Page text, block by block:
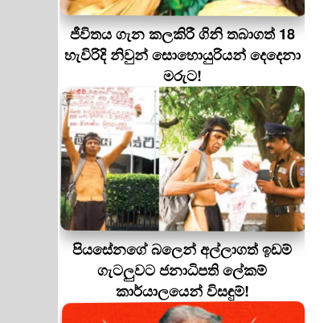
ජීවිතය ගැන කලකිරී ගිනි තබාගත් 18
හැවිරිදි නිවුන් සොහොයුරියන් දෙදෙනා
මරුට!
පියසේනගේ බලෙන් අල්ලාගත් ඉඩම්
ගැටලුවට ජනාධිපති ලේකම්
කාර්යාලයෙන් විසඳුම්!